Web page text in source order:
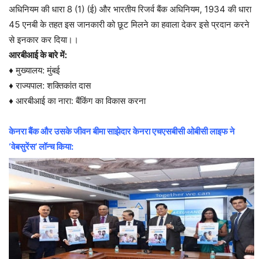
अधिनियम की धारा 8 (1) (ई) और भारतीय रिजर्व बैंक अधिनियम, 1934 की धारा
45 एनबी के तहत इस जानकारी को छूट मिलने का हवाला देकर इसे प्रदान करने
से इनकार कर दिया।।
आरबीआई के बारे में:
♦ मुख्यालय: मुंबई
♦ राज्यपाल: शक्तिकांत दास
♦ आरबीआई का नारा: बैंकिंग का विकास करना
केनरा बैंक और उसके जीवन बीमा साझेदार केनरा एचएसबीसी ओबीसी लाइफ ने
‘वेबसुरेंस’ लॉन्च किया: